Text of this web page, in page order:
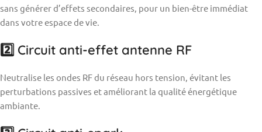
sans générer d’effets secondaires, pour un bien-être immédiat
dans votre espace de vie.
2️⃣ Circuit anti-effet antenne RF
Neutralise les ondes RF du réseau hors tension, évitant les
perturbations passives et améliorant la qualité énergétique
ambiante.